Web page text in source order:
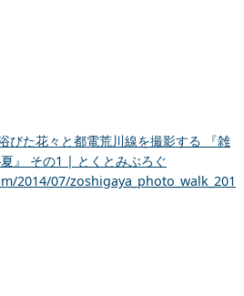
びた花々と都電荒川線を撮影する 『雑
』 その1 | とくとみぶろぐ
2014/07/zoshigaya_photo_walk_201